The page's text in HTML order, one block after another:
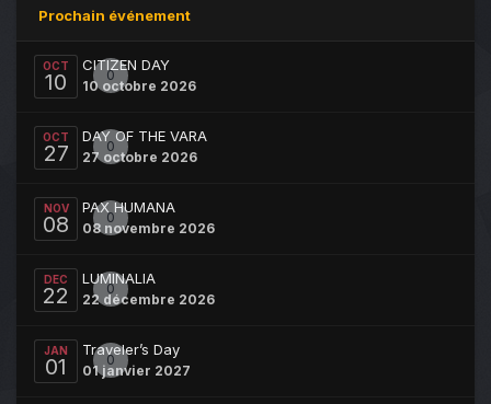
Prochain événement
OCT
10 0
CITIZEN DAY
10 octobre 2026
OCT
27 0
DAY OF THE VARA
27 octobre 2026
NOV
08 0
PAX HUMANA
08 novembre 2026
DEC
22 0
LUMINALIA
22 décembre 2026
JAN
01 0
Traveler’s Day
01 janvier 2027